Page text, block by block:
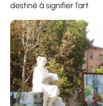
destiné à signifier l'art.